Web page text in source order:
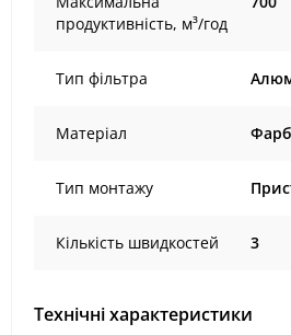
продуктивність, м³/год
Тип фільтра
Матеріал
Тип монтажу
Кількість швидкостей 3
Технічні характеристики